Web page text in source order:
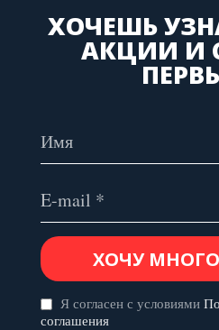
ХОЧЕШЬ
АКЦИИ И
Я согласен с условиями
соглашения